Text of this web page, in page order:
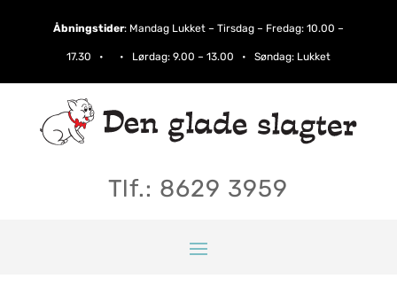
Åbningstider: Mandag Lukket – Tirsdag – Fredag: 10.00 –
17.30 • • Lørdag:​ 9.00 – 13.00 • Søndag: Lukket
Tlf.: 8629 3959